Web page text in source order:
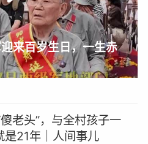
来百岁生日，一生赤
老头”，与全村孩子一
是21年｜人间事儿